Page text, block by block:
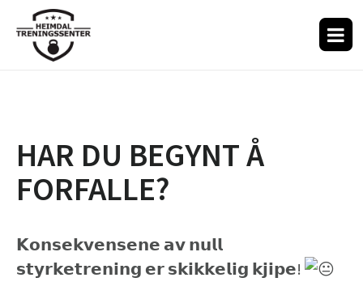
HAR DU BEGYNT Å
FORFALLE?
𝗞𝗼𝗻𝘀𝗲𝗸𝘃𝗲𝗻𝘀𝗲𝗻𝗲 𝗮𝘃 𝗻𝘂𝗹𝗹
𝘀𝘁𝘆𝗿𝗸𝗲𝘁𝗿𝗲𝗻𝗶𝗻𝗴 𝗲𝗿 𝘀𝗸𝗶𝗸𝗸𝗲𝗹𝗶𝗴 𝗸𝗷𝗶𝗽𝗲!